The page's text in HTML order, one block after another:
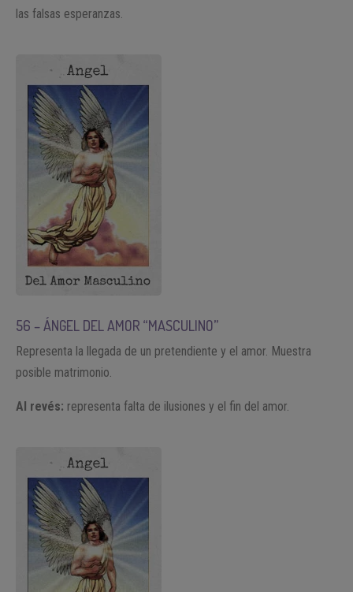
las falsas esperanzas.
56 – ÁNGEL DEL AMOR “MASCULINO”
Representa la llegada de un pretendiente y el amor. Muestra
posible matrimonio.
Al revés: representa falta de ilusiones y el fin del amor.